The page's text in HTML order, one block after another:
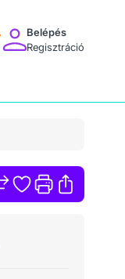
Belépés
Regisztráció